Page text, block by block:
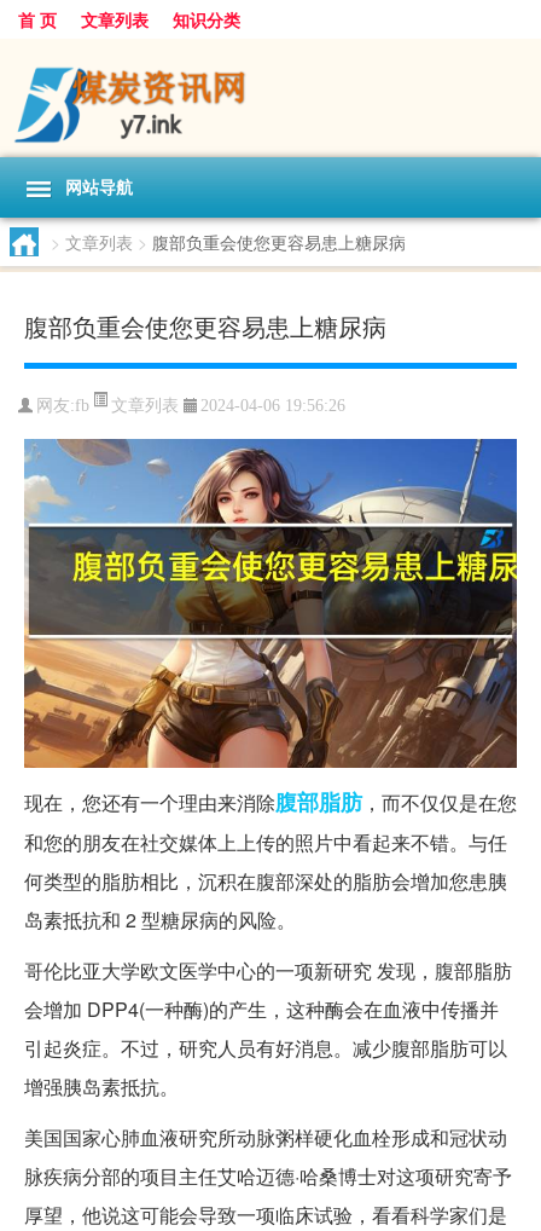
首 页 文章列表 知识分类
网站导航
> 文章列表 > 腹部负重会使您更容易患上糖尿病
腹部负重会使您更容易患上糖尿病
网友:fb 文章列表 2024-04-06 19:56:26
现在，您还有一个理由来消除腹部脂肪，而不仅仅是在您
和您的朋友在社交媒体上上传的照片中看起来不错。与任
何类型的脂肪相比，沉积在腹部深处的脂肪会增加您患胰
岛素抵抗和 2 型糖尿病的风险。
哥伦比亚大学欧文医学中心的一项新研究 发现，腹部脂肪
会增加 DPP4(一种酶)的产生，这种酶会在血液中传播并
引起炎症。不过，研究人员有好消息。减少腹部脂肪可以
增强胰岛素抵抗。
美国国家心肺血液研究所动脉粥样硬化血栓形成和冠状动
脉疾病分部的项目主任艾哈迈德·哈桑博士对这项研究寄予
厚望，他说这可能会导致一项临床试验，看看科学家们是